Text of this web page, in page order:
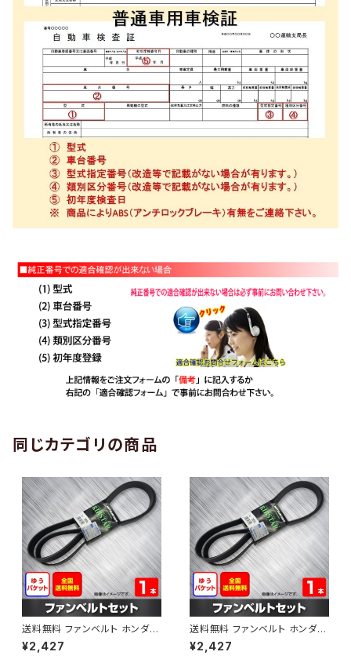
同じカテゴリの商品
送料無料 ファンベルト ホンダ
ゼスト 型式JE1 H18.03～H24.
11 （国内トップメーカー） 1本 H
¥2,427
送料無料 ファンベルト ホンダ ラ
イフ 型式JB6 H15.09～H20.1
1 （国内トップメーカー） 1本 HA
¥2,427